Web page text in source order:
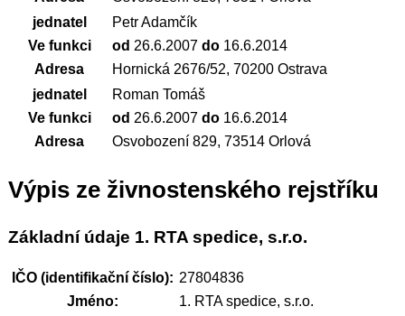
jednatel
Petr Adamčík
Ve funkci
od 26.6.2007 do16.6.2014
Adresa
Hornická 2676/52, 70200 Ostrava
jednatel
Roman Tomáš
Ve funkci
od 26.6.2007 do16.6.2014
Adresa
Osvobození 829, 73514 Orlová
Výpis ze živnostenského rejstříku
Základní údaje 1. RTA spedice, s.r.o.
IČO (identifikační číslo): 27804836
Jméno:
1. RTA spedice, s.r.o.